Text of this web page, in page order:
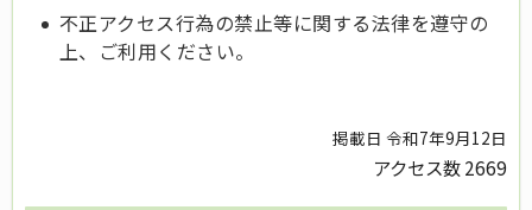
不正アクセス行為の禁止等に関する法律を遵守の
上、ご利用ください。
掲載日 令和7年9月12日
アクセス数2669